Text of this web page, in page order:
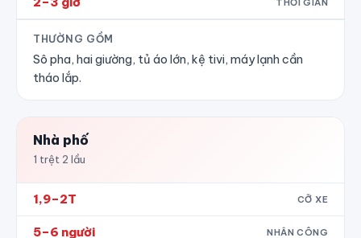
THỜI GIAN
THƯỜNG GỒM
Sô pha, hai giường, tủ áo lớn, kệ tivi, máy lạnh cần
tháo lắp.
Nhà phố
1 trệt 2 lầu
1,9–2T CỠ XE
5–6 người NHÂN CÔNG